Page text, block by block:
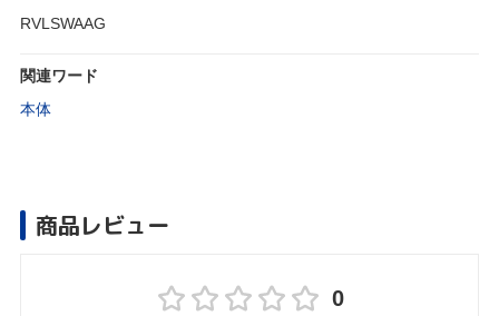
RVLSWAAG
関連ワード
本体
商品レビュー
0